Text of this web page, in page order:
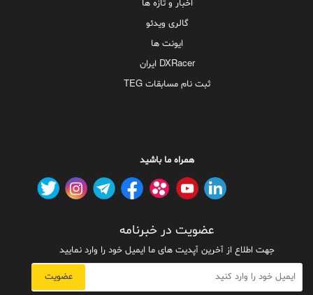
اخبار و تازه ها
گالری ویدئو
ایونت ها
DXRacer ایران
ثبت نام مسابقات TEG
همراه ما باشید
عضویت در خبرنامه
جهت اطلاع از آخرین آپدیت های ما ایمیل خود را وارد نمایید
عضویت